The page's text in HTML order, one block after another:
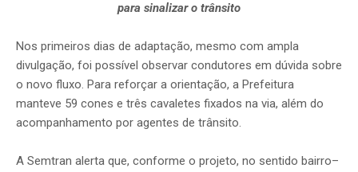
para sinalizar o trânsito
Nos primeiros dias de adaptação, mesmo com ampla
divulgação, foi possível observar condutores em dúvida sobre
o novo fluxo. Para reforçar a orientação, a Prefeitura
manteve 59 cones e três cavaletes fixados na via, além do
acompanhamento por agentes de trânsito.
A Semtran alerta que, conforme o projeto, no sentido bairro–